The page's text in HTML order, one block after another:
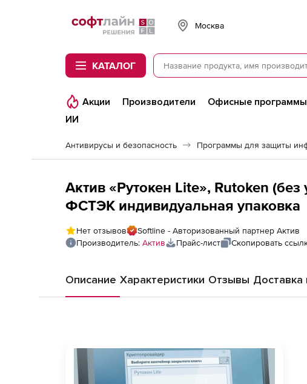
Softline
Москва
КАТАЛОГ
Акции Производители Офисные программы
ИИ
Антивирусы и безопасность Программы для защиты
Актив «Рутокен Lite», Rutoken (без
ФСТЭК индивидуальная упаковка
Нет отзывов
Softline - Авторизованный партнер Актив
Производитель: Актив Прайс-лист Скопировать
Описание Характеристики Отзывы Доставка